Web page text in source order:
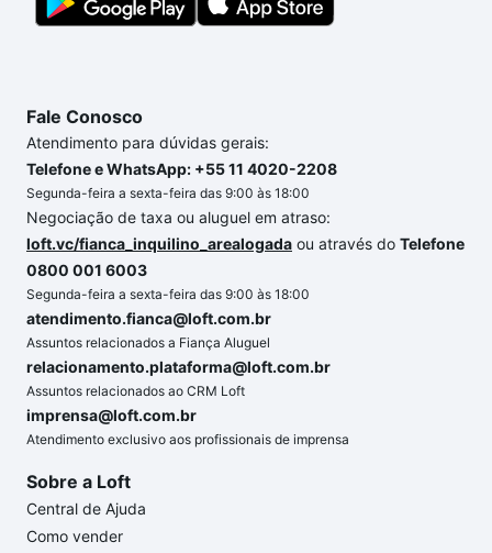
até as chaves.
Fale Conosco
Atendimento para dúvidas gerais:
Telefone e WhatsApp: +55 11 4020-2208
Segunda-feira a sexta-feira das 9:00 às 18:00
Negociação de taxa ou aluguel em atraso:
loft.vc/fianca_inquilino_arealogada ou através do Telefone
0800 001 6003
Segunda-feira a sexta-feira das 9:00 às 18:00
atendimento.fianca@loft.com.br
Assuntos relacionados a Fiança Aluguel
relacionamento.plataforma@loft.com.br
Assuntos relacionados ao CRM Loft
imprensa@loft.com.br
Atendimento exclusivo aos profissionais de imprensa
Sobre a Loft
Central de Ajuda
Como vender